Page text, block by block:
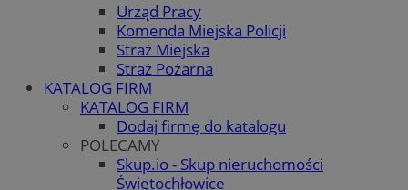
Urząd Pracy
Komenda Miejska Policji
Straż Miejska
Straż Pożarna
KATALOG FIRM
KATALOG FIRM
Dodaj firmę do katalogu
POLECAMY
Skup.io - Skup nieruchomości
Świętochłowice